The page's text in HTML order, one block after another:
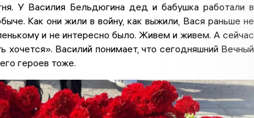
У Василия Бельдюгина дед и бабушка работали в
Как они жили в войну, как выжили, Вася раньше не
и не интересно было. Живем и живем. А сейчас
хочется». Василий понимает, что сегодняшний Вечный
героев тоже.